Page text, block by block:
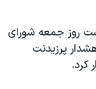
روز جمعه شورای
پرزیدنت
کرد.